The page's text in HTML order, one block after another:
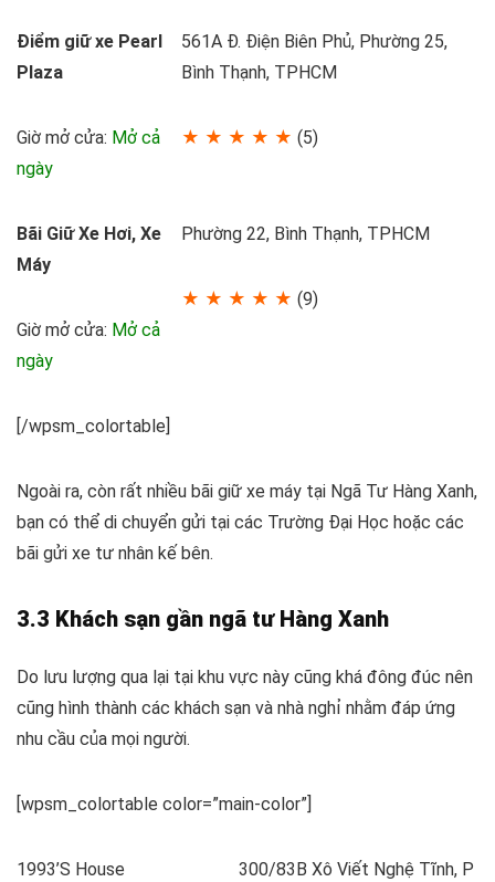
Điểm giữ xe Pearl
Plaza
Giờ mở cửa: Mở cả
ngày
561A Đ. Điện Biên Phủ, Phường 25,
Bình Thạnh, TPHCM
★ ★ ★ ★ ★ (5)
Bãi Giữ Xe Hơi, Xe
Máy
Giờ mở cửa: Mở cả
ngày
Phường 22, Bình Thạnh, TPHCM
★ ★ ★ ★ ★ (9)
[/wpsm_colortable]
Ngoài ra, còn rất nhiều bãi giữ xe máy tại Ngã Tư Hàng Xanh,
bạn có thể di chuyển gửi tại các Trường Đại Học hoặc các
bãi gửi xe tư nhân kế bên.
3.3 Khách sạn gần ngã tư Hàng Xanh
Do lưu lượng qua lại tại khu vực này cũng khá đông đúc nên
cũng hình thành các khách sạn và nhà nghỉ nhằm đáp ứng
nhu cầu của mọi người.
[wpsm_colortable color=”main-color”]
1993’S House
300/83B Xô Viết Nghệ Tĩnh, P